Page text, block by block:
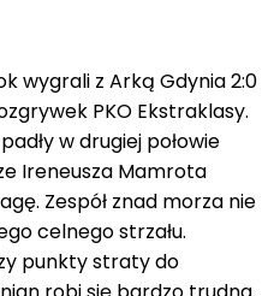
wygrali z Arką Gdynia 2:0
PKO Ekstraklasy.
w drugiej połowie
Ireneusza Mamrota
Zespół znad morza nie
celnego strzału.
punkty straty do